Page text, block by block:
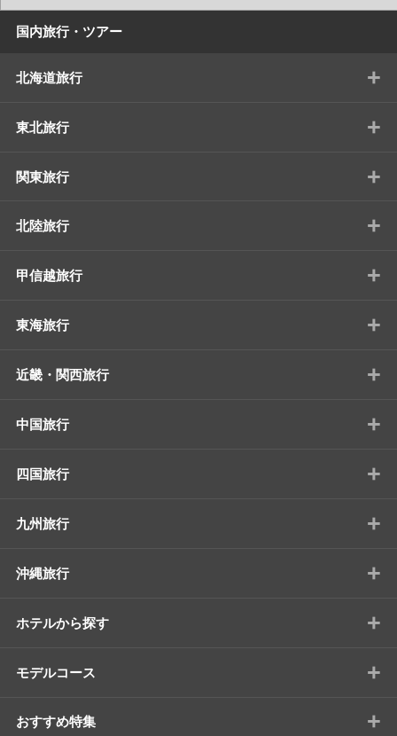
国内旅行・ツアー
北海道旅行 +
東北旅行 +
関東旅行 +
北陸旅行 +
甲信越旅行 +
東海旅行 +
近畿・関西旅行 +
中国旅行 +
四国旅行 +
九州旅行 +
沖縄旅行 +
ホテルから探す +
モデルコース +
おすすめ特集 +